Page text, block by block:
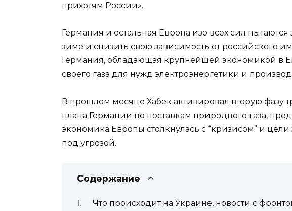
прихотям России».
Германия и остальная Европа изо всех сил
зиме и снизить свою зависимость от российского
Германия, обладающая крупнейшей экономикой в
своего газа для нужд электроэнергетики и
В прошлом месяце Хабек активировал вторую фазу
плана Германии по поставкам природного газа,
экономика Европы столкнулась с “кризисом” и
под угрозой.
Содержание
Что происходит на Украине, новости с